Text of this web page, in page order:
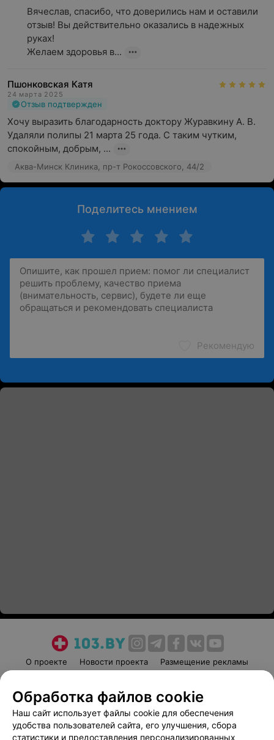
Вячеслав, спасибо, что доверились нам и оставили
отзыв! Вы действительно оказались в надежных
руках!
Желаем здоровья в...
Пшонковская Катя
24 марта 2025
Отзыв подтвержден
Хочу выразить благодарность доктору Журавкину А. В.
Удаляли полипы 21 марта 25 года. С таким чутким,
спокойным, добрым, ...
Аква-Минск Клиника, пр-т Рокоссовского, 44/2
Поделитесь мнением
Рекомендую
О проекте Новости проекта
Размещение рекламы
Пользовательское соглашение
Способы оплаты
Вакансии
Партнеры
Написать руководителю 103.by
Обработка файлов cookie
Наш сайт использует файлы cookie для обеспечения
удобства пользователей сайта, его улучшения, сбора
статистики и предоставления персонализированных